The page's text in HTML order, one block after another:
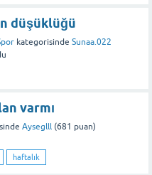
düşüklüğü
kategorisinde Sunaa.022
varmı
Ayseglll (681 puan)
haftalık